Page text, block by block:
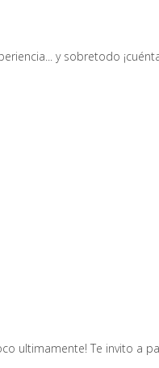
y sobretodo
ultimamente! Te invito a